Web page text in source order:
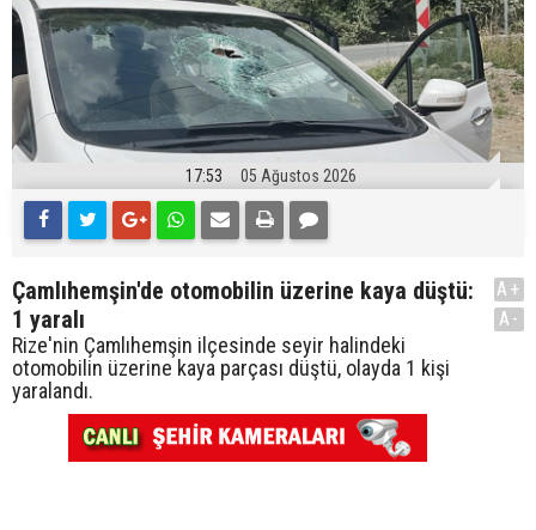
17:53 05 Ağustos 2026
Çamlıhemşin'de otomobilin üzerine kaya düştü:
1 yaralı
Rize'nin Çamlıhemşin ilçesinde seyir halindeki
otomobilin üzerine kaya parçası düştü, olayda 1 kişi
yaralandı.
A+
A-